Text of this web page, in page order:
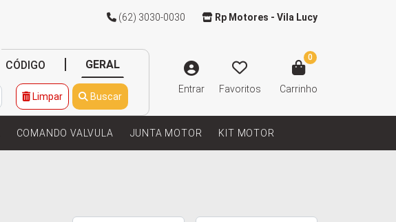
(62) 3030-0030 Rp Motores - Vila Lucy
CÓDIGO GERAL
Limpar Buscar
Entrar Favoritos
0
Carrinho
COMANDO VALVULA JUNTA MOTOR KIT MOTOR